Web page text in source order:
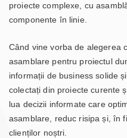
proiecte complexe, cu
componente în linie.
Când vine vorba de alegerea
asamblare pentru proiectul
informații de business solide
colectați din proiecte curente
lua decizii informate care
asamblare, reduc risipa și, în
clienților noștri.